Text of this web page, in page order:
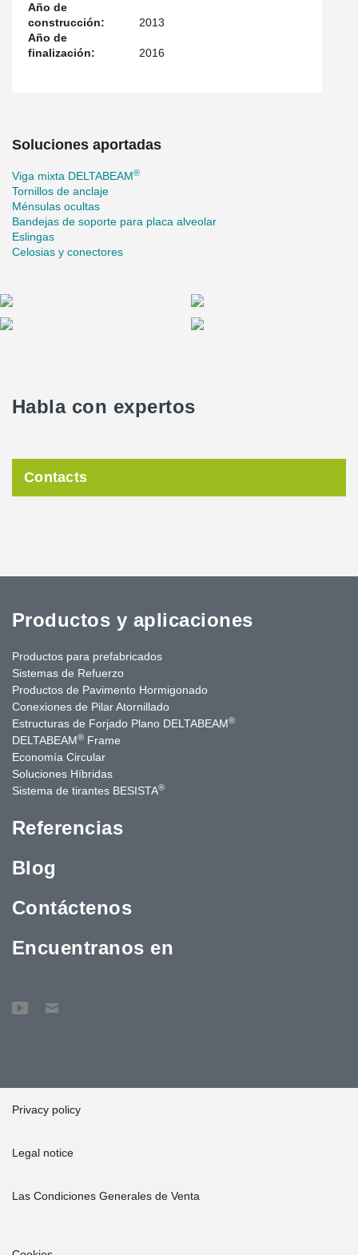
Año de
construcción:
2013
Año de
finalización:
2016
Soluciones aportadas
Viga mixta DELTABEAM®
Tornillos de anclaje
Ménsulas ocultas
Bandejas de soporte para placa alveolar
Eslingas
Celosias y conectores
Habla con expertos
Contacts
Productos y aplicaciones
Productos para prefabricados
Sistemas de Refuerzo
Productos de Pavimento Hormigonado
Conexiones de Pilar Atornillado
Estructuras de Forjado Plano DELTABEAM®
DELTABEAM® Frame
Economía Circular
Soluciones Híbridas
Sistema de tirantes BESISTA®
Referencias
Blog
Contáctenos
Encuentranos en
Privacy policy
Legal notice
Las Condiciones Generales de Venta